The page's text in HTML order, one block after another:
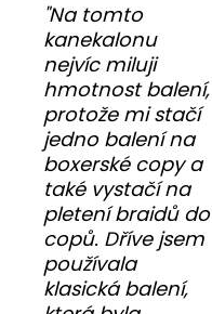
"Na tomto
kanekalonu
nejvíc miluji
hmotnost balení,
protože mi stačí
jedno balení na
boxerské copy a
také vystačí na
pletení braidů do
copů. Dříve jsem
používala
klasická balení,